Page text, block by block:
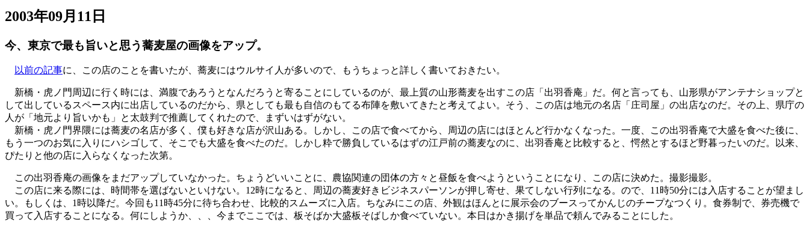
2003年09月11日
今、東京で最も旨いと思う蕎麦屋の画像をアップ。
以前の記事に、この店のことを書いたが、蕎麦にはウルサイ人が多いので、もうちょっと詳しく書いておきたい。
新橋・虎ノ門周辺に行く時には、満腹であろうとなんだろうと寄ることにしているのが、最上質の山形蕎麦を出すこの店「出羽香庵」だ。何と言っても、山形県がアンテナショップと
して出しているスペース内に出店しているのだから、県としても最も自信のもてる布陣を敷いてきたと考えてよい。そう、この店は地元の名店「庄司屋」の出店なのだ。その上、県庁の
人が「地元より旨いかも」と太鼓判で推薦してくれたので、まずいはずがない。
新橋・虎ノ門界隈には蕎麦の名店が多く、僕も好きな店が沢山ある。しかし、この店で食べてから、周辺の店にはほとんど行かなくなった。一度、この出羽香庵で大盛を食べた後に、
もう一つのお気に入りにハシゴして、そこでも大盛を食べたのだ。しかし粋で勝負しているはずの江戸前の蕎麦なのに、出羽香庵と比較すると、愕然とするほど野暮ったいのだ。以来、
ぴたりと他の店に入らなくなった次第。
この出羽香庵の画像をまだアップしていなかった。ちょうどいいことに、農協関連の団体の方々と昼飯を食べようということになり、この店に決めた。撮影撮影。
この店に来る際には、時間帯を選ばないといけない。12時になると、周辺の蕎麦好きビジネスパーソンが押し寄せ、果てしない行列になる。ので、11時50分には入店することが望まし
い。もしくは、1時以降だ。今回も11時45分に待ち合わせ、比較的スムーズに入店。ちなみにこの店、外観はほんとに展示会のブースってかんじのチープなつくり。食券制で、券売機で
買って入店することになる。何にしようか、、、今までここでは、板そばか大盛板そばしか食べていない。本日はかき揚げを単品で頼んでみることにした。